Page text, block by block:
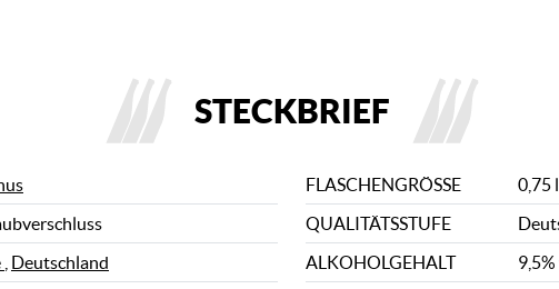
STECKBRIEF
FLASCHENGRÖSSE
0,75 l
QUALITÄTSSTUFE
Deutschland ALKOHOLGEHALT